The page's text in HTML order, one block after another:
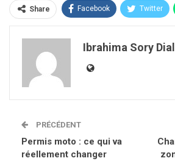
Share Facebook Twitter
Ibrahima Sory
PRÉCÉDENT
Permis moto : ce qui va
réellement changer